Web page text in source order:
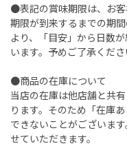
●表記の賞味期限は、お
期限が到来するまでの期
より、「目安」から日数
います。予めご了承くださ
●商品の在庫について
当店の在庫は他店舗と共
ります。そのため「在庫
できないことがございま
せていただきます。